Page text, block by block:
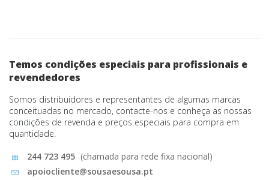
Temos condições especiais para profissionais e
revendedores
Somos distribuidores e representantes de algumas marcas
conceituadas no mercado, contacte-nos e conheça as nossas
condições de revenda e preços especiais para compra em
quantidade.
244 723 495 (chamada para rede fixa nacional)
apoiocliente@sousaesousa.pt